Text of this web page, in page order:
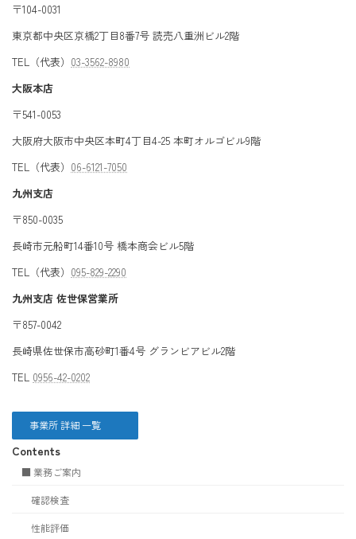
〒104-0031
東京都中央区京橋2丁目8番7号 読売八重洲ビル2階
TEL（代表） 03-3562-8980
大阪本店
〒541-0053
大阪府大阪市中央区本町4丁目4-25 本町オルゴビル9階
TEL（代表） 06-6121-7050
九州支店
〒850-0035
長崎市元船町14番10号 橋本商会ビル5階
TEL（代表） 095-829-2290
九州支店 佐世保営業所
〒857-0042
長崎県佐世保市高砂町1番4号 グランビアビル2階
TEL 0956-42-0202
事業所 詳細 一覧
Contents
■ 業務ご案内
確認検査
性能評価